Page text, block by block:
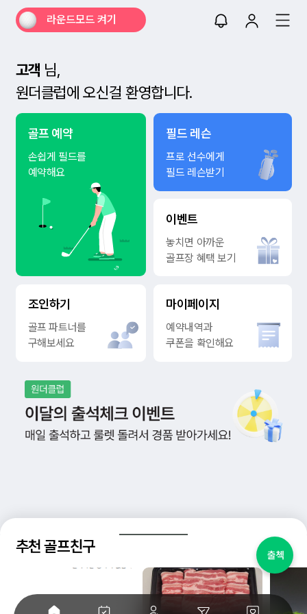
라운드모드 켜기
고객 님,
원더클럽에 오신걸 환영합니다.
골프 예약
손쉽게 필드를
예약해요
필드 레슨
프로 선수에게
필드 레슨받기
이벤트
놓치면 아까운
골프장 혜택 보기
조인하기
골프 파트너를
구해보세요
마이페이지
예약내역과
쿠폰을 확인해요
추천 골프친구